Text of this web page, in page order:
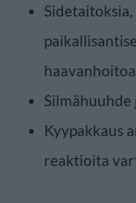
Sidetaitoksia,
Kyypakkaus
reaktioita